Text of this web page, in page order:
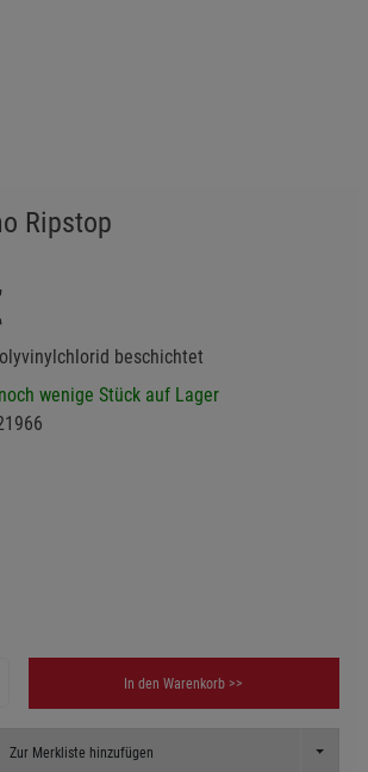
Ripstop
beschichtet
wenige Stück auf Lager
In den Warenkorb >>
Zur Merkliste hinzufügen Toggle